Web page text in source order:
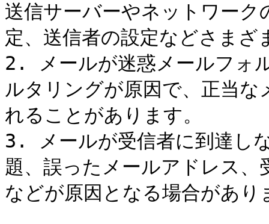
送信サーバーやネットワー
定、送信者の設定などさまざ
2. メールが迷惑メールフォ
ルタリングが原因で、正当
れることがあります。
3. メールが受信者に到達し
題、誤ったメールアドレス
などが原因となる場合があり